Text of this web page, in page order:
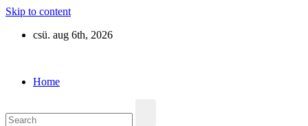
Skip to content
csü. aug 6th, 2026
Home